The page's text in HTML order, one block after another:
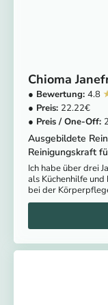
Chioma
4.8
22.22
Ausgebildete
Reinigungskraft
Ich habe über drei
als Küchenhilfe
bei der